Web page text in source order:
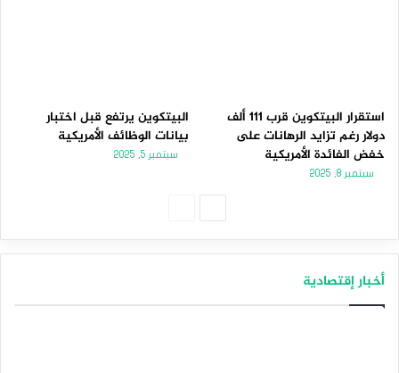
استقرار البيتكوين قرب 111 ألف
دولار رغم تزايد الرهانات على
خفض الفائدة الأمريكية
سبتمبر 8, 2025
البيتكوين يرتفع قبل اختبار
بيانات الوظائف الأمريكية
سبتمبر 5, 2025
أخبار إقتصادية